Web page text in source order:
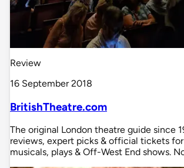
Review
16 September 2018
BritishTheatre.com
The original London theatre guide since
reviews, expert picks & official tickets for
musicals, plays & Off-West End shows.